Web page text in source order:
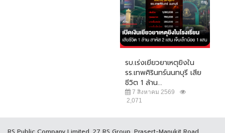
รบ.เร่งเยียวยาเหตุยิงใน
รร.เทพศิรินทร์นนทบุรี เสีย
ชีวิต 1 ล้าน...
7 สิงหาคม 2569
2,071